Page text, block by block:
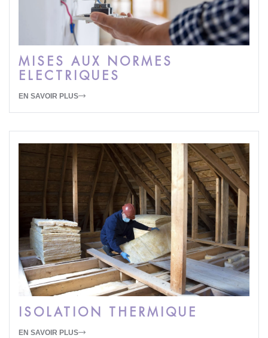
MISES AUX NORMES
ELECTRIQUES
EN SAVOIR PLUS
ISOLATION THERMIQUE
EN SAVOIR PLUS